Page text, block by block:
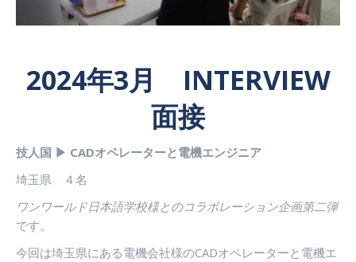
2024年3月 INTERVIEW
面接
技人国 ▶ CADオペレーターと電機エンジニア
埼玉県 ４名
ワンワールド日本語学校様とのコラボレーション企画第二弾
です。
今回は埼玉県にある電機会社様のCADオペレーターと電機エ